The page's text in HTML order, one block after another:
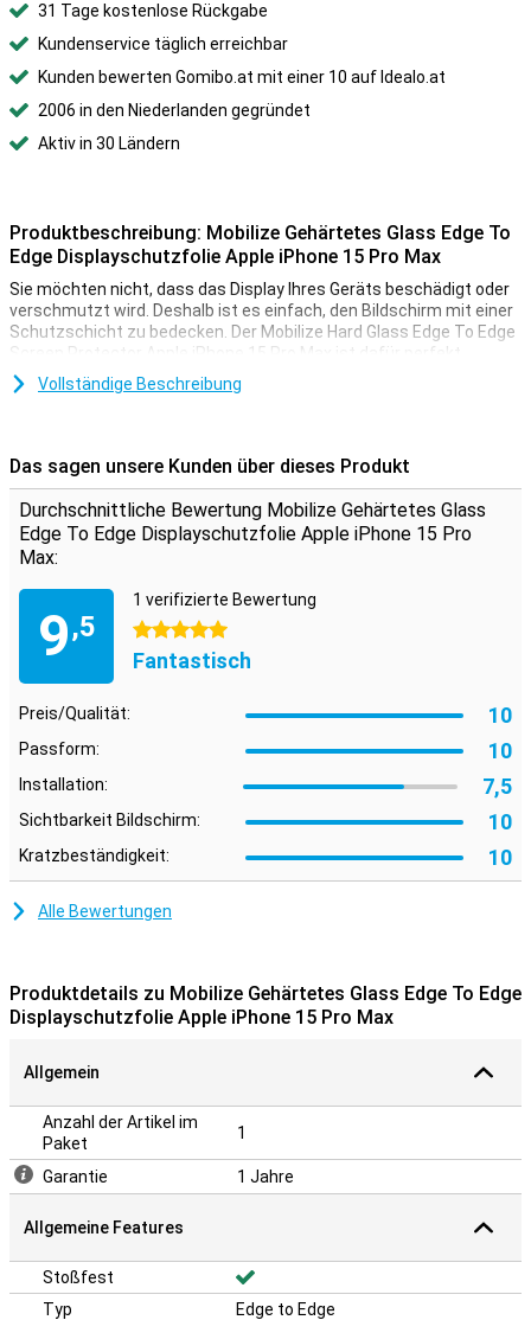
31 Tage kostenlose Rückgabe
Kundenservice täglich erreichbar
Kunden bewerten Gomibo.at mit einer 10 auf Idealo.at
2006 in den Niederlanden gegründet
Aktiv in 30 Ländern
Produktbeschreibung: Mobilize Gehärtetes Glass Edge To
Edge Displayschutzfolie Apple iPhone 15 Pro Max
Sie möchten nicht, dass das Display Ihres Geräts beschädigt oder
verschmutzt wird. Deshalb ist es einfach, den Bildschirm mit einer
Schutzschicht zu bedecken. Der Mobilize Hard Glass Edge To Edge
Screen Protector Apple iPhone 15 Pro Max ist dafür perfekt
geeignet.
Geräts ab, sondern nimmt auch alle Kanten mit. Sie deckt die
gesamte Vorderseite Ihres Apple iPhone 15 Pro Max ab.
Vollständige Beschreibung
Das sagen unsere Kunden über dieses Produkt
Durchschnittliche Bewertung Mobilize Gehärtetes Glass
Edge To Edge Displayschutzfolie Apple iPhone 15 Pro
Max:
9,5
1 verifizierte Bewertung
5 Sterne
Fantastisch
Preis/Qualität: 10
Passform: 10
Installation: 7,5
Sichtbarkeit Bildschirm: 10
Kratzbeständigkeit: 10
Alle Bewertungen
Produktdetails zu Mobilize Gehärtetes Glass Edge To Edge
Displayschutzfolie Apple iPhone 15 Pro Max
Allgemein
Anzahl der Artikel im
Paket
1
Garantie 1 Jahre
Allgemeine Features
Stoßfest
Typ
Edge to Edge